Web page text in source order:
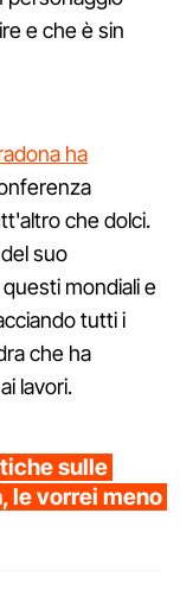
e che è sin
ha
che dolci.
suo
mondiali e
tutti i
che ha
lavori.
sulle
le vorrei meno